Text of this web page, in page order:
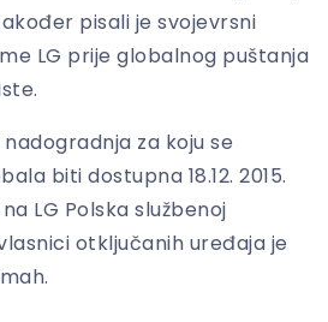
pisali je svojevrsni
LG prije globalnog puštanja
za koju se
biti dostupna 18.12. 2015.
LG Polska službenoj
otključanih uređaja je